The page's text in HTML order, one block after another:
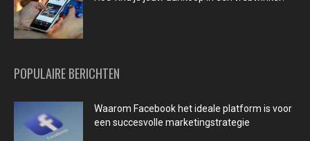
POPULAIRE BERICHTEN
Waarom Facebook het ideale platform is voor
een succesvolle marketingstrategie